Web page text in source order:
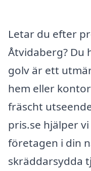
Letar du efter
Åtvidaberg? Du
golv är ett
hem eller
fräscht
pris.se hjälper
företagen i din
skräddarsydda